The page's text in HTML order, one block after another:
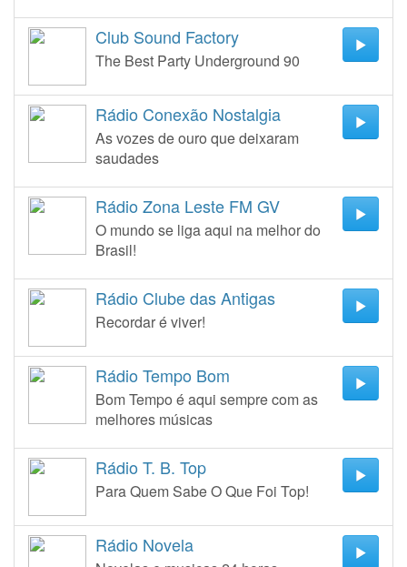
Club Sound Factory
The Best Party Underground 90
Rádio Conexão Nostalgia
As vozes de ouro que deixaram
saudades
Rádio Zona Leste FM GV
O mundo se liga aqui na melhor do
Brasil!
Rádio Clube das Antigas
Recordar é viver!
Rádio Tempo Bom
Bom Tempo é aqui sempre com as
melhores músicas
Rádio T. B. Top
Para Quem Sabe O Que Foi Top!
Rádio Novela